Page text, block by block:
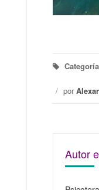
/ por
Autor